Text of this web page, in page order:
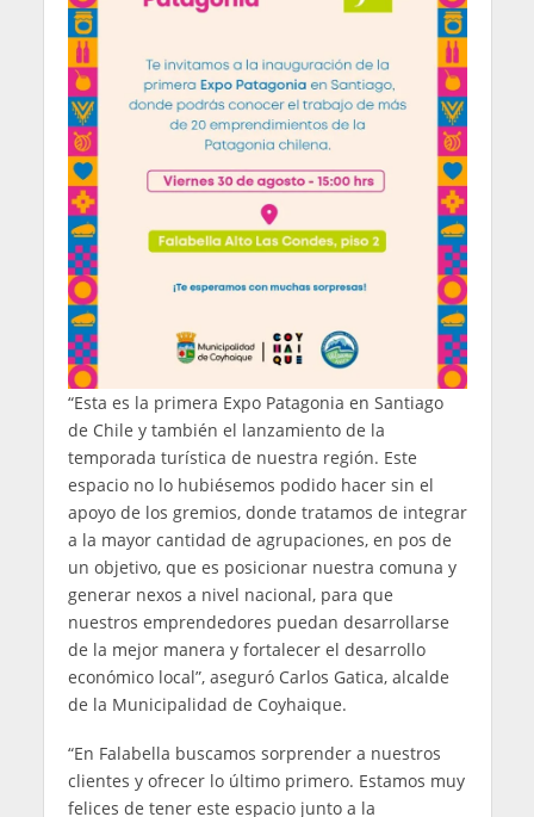
“Esta es la primera Expo Patagonia en Santiago
de Chile y también el lanzamiento de la
temporada turística de nuestra región. Este
espacio no lo hubiésemos podido hacer sin el
apoyo de los gremios, donde tratamos de integrar
a la mayor cantidad de agrupaciones, en pos de
un objetivo, que es posicionar nuestra comuna y
generar nexos a nivel nacional, para que
nuestros emprendedores puedan desarrollarse
de la mejor manera y fortalecer el desarrollo
económico local”, aseguró Carlos Gatica, alcalde
de la Municipalidad de Coyhaique.
“En Falabella buscamos sorprender a nuestros
clientes y ofrecer lo último primero. Estamos muy
felices de tener este espacio junto a la